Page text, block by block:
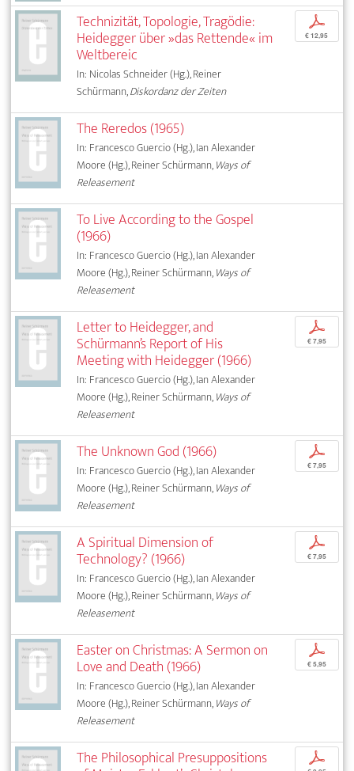
Technizität, Topologie, Tragödie:
Heidegger über »das Rettende« im
Weltbereic
In: Nicolas Schneider (Hg.), Reiner
Schürmann,Diskordanz der Zeiten
p
€ 12,95
The Reredos (1965)
In: Francesco Guercio (Hg.), Ian Alexander
Moore (Hg.), Reiner Schürmann,Ways of
Releasement
To Live According to the Gospel
(1966)
In: Francesco Guercio (Hg.), Ian Alexander
Moore (Hg.), Reiner Schürmann,Ways of
Releasement
Letter to Heidegger, and
Schürmann’s Report of His
Meeting with Heidegger (1966)
In: Francesco Guercio (Hg.), Ian Alexander
Moore (Hg.), Reiner Schürmann,Ways of
Releasement
p
€ 7,95
The Unknown God (1966)
In: Francesco Guercio (Hg.), Ian Alexander
Moore (Hg.), Reiner Schürmann,Ways of
Releasement
p
€ 7,95
A Spiritual Dimension of
Technology? (1966)
In: Francesco Guercio (Hg.), Ian Alexander
Moore (Hg.), Reiner Schürmann,Ways of
Releasement
p
€ 7,95
Easter on Christmas: A Sermon on
Love and Death (1966)
In: Francesco Guercio (Hg.), Ian Alexander
Moore (Hg.), Reiner Schürmann,Ways of
Releasement
p
€ 5,95
The Philosophical Presuppositions p